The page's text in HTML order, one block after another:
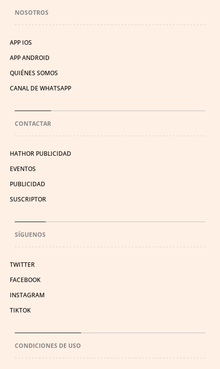
NOSOTROS
APP IOS
APP ANDROID
QUIÉNES SOMOS
CANAL DE WHATSAPP
CONTACTAR
HATHOR PUBLICIDAD
EVENTOS
PUBLICIDAD
SUSCRIPTOR
SÍGUENOS
TWITTER
FACEBOOK
INSTAGRAM
TIKTOK
CONDICIONES DE USO